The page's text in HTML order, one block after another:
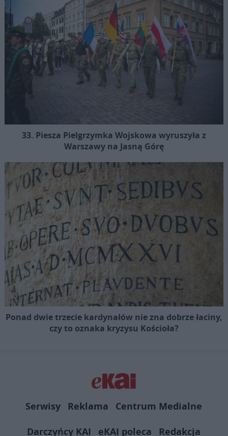
33. Piesza Pielgrzymka Wojskowa wyruszyła z
Warszawy na Jasną Górę
Ponad dwie trzecie kardynałów nie zna dobrze łaciny,
czy to oznaka kryzysu Kościoła?
Serwisy Reklama
Centrum Medialne
Darczyńcy KAI
eKAI poleca Redakcja